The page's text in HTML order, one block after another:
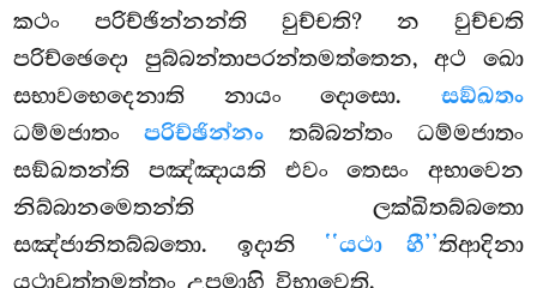
කථං පරිච්ඡින්නන්ති වුච්චති? න වුච්චති
පරිච්ඡෙදො පුබ්බන්තාපරන්තමත්තෙන, අථ ඛො
සභාවභෙදෙනාති නායං දොසො. සඞ්ඛතං
ධම්මජාතංපරිච්ඡින්නං තබ්බන්තං ධම්මජාතං
සඞ්ඛතන්ති පඤ්ඤායති එවං තෙසං අභාවෙන
නිබ්බානමෙතන්ති ලක්ඛිතබ්බතො
සඤ්ජානිතබ්බතො. ඉදානි ‘‘යථා හී’’තිආදිනා
යථාවුත්තමත්තං උපමාහි විභාවෙති.